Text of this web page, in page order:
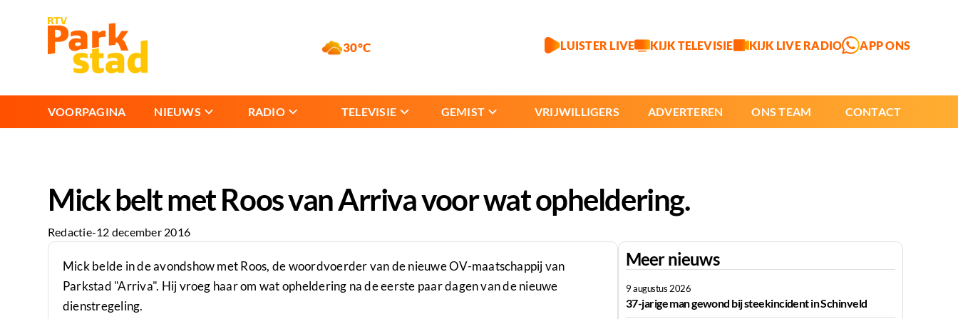
30°C LUISTER LIVE KIJK TELEVISIE KIJK LIVE RADIO APP ONS
VOORPAGINA NIEUWS RADIO TELEVISIE GEMIST VRIJWILLIGERS ADVERTEREN ONS TEAM CONTACT
Mick belt met Roos van Arriva voor wat opheldering.
Redactie-12 december 2016
Mick belde in de avondshow met Roos, de woordvoerder van de nieuwe OV-maatschappij van
Parkstad "Arriva". Hij vroeg haar om wat opheldering na de eerste paar dagen van de nieuwe
dienstregeling.
Meer nieuws
9 augustus 2026
37-jarige man gewond bij steekincident in Schinveld